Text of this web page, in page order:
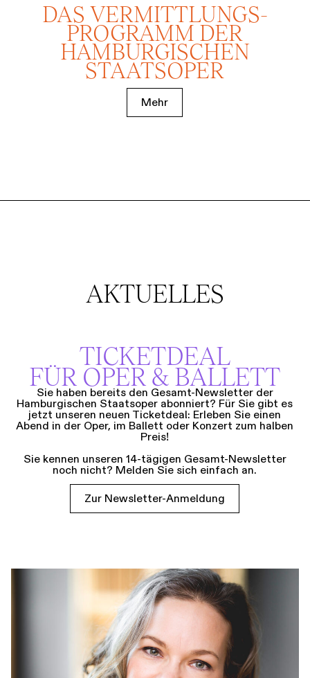
DAS VERMITTLUNGS­
PROGRAMM DER
HAMBURGISCHEN
STAATSOPER
Mehr
AKTUELLES
TICKETDEAL
FÜR OPER & BALLETT
Sie haben bereits den Gesamt-Newsletter der
Hamburgischen Staatsoper abonniert? Für Sie gibt es
jetzt unseren neuen Ticketdeal: Erleben Sie einen
Abend in der Oper, im Ballett oder Konzert zum halben
Preis!
Sie kennen unseren 14-tägigen Gesamt-Newsletter
noch nicht? Melden Sie sich einfach an.
Zur Newsletter-Anmeldung